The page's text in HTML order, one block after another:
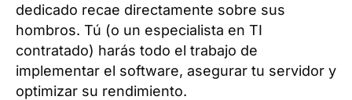
dedicado recae directamente sobre sus
hombros. Tú (o un especialista en TI
contratado) harás todo el trabajo de
implementar el software, asegurar tu servidor y
optimizar su rendimiento.